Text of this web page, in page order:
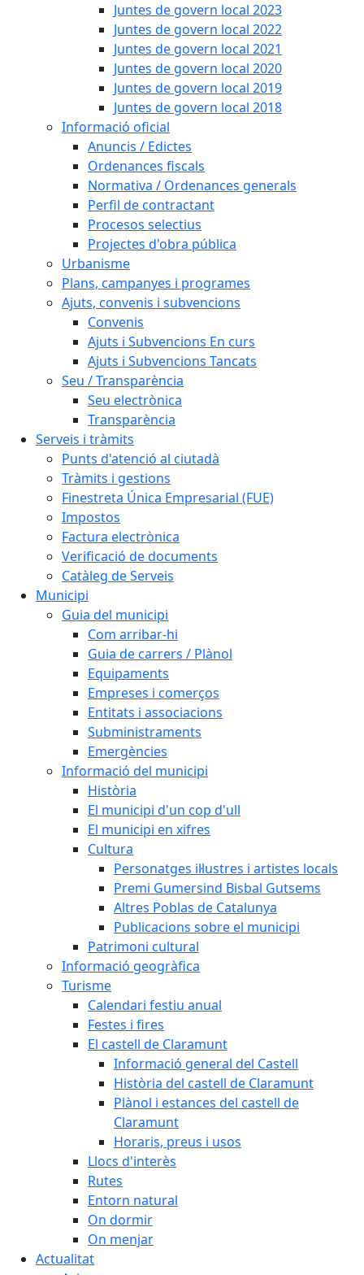
Juntes de govern local 2023
Juntes de govern local 2022
Juntes de govern local 2021
Juntes de govern local 2020
Juntes de govern local 2019
Juntes de govern local 2018
Informació oficial
Anuncis / Edictes
Ordenances fiscals
Normativa / Ordenances generals
Perfil de contractant
Procesos selectius
Projectes d'obra pública
Urbanisme
Plans, campanyes i programes
Ajuts, convenis i subvencions
Convenis
Ajuts i Subvencions En curs
Ajuts i Subvencions Tancats
Seu / Transparència
Seu electrònica
Transparència
Serveis i tràmits
Punts d'atenció al ciutadà
Tràmits i gestions
Finestreta Única Empresarial (FUE)
Impostos
Factura electrònica
Verificació de documents
Catàleg de Serveis
Municipi
Guia del municipi
Com arribar-hi
Guia de carrers / Plànol
Equipaments
Empreses i comerços
Entitats i associacions
Subministraments
Emergències
Informació del municipi
Història
El municipi d'un cop d'ull
El municipi en xifres
Cultura
Personatges il·lustres i artistes locals
Premi Gumersind Bisbal Gutsems
Altres Poblas de Catalunya
Publicacions sobre el municipi
Patrimoni cultural
Informació geogràfica
Turisme
Calendari festiu anual
Festes i fires
El castell de Claramunt
Informació general del Castell
Història del castell de Claramunt
Plànol i estances del castell de
Claramunt
Horaris, preus i usos
Llocs d'interès
Rutes
Entorn natural
On dormir
On menjar
Actualitat